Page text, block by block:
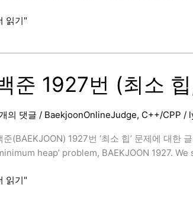
읽기"
준 1927번 (최소
의 댓글 / BaekjoonOnlineJudge, C++/CPP /
준(BAEKJOON) 1927번 ‘최소 힙’ 문제에 대
heap’ problem, BAEKJOON 1927.
읽기"